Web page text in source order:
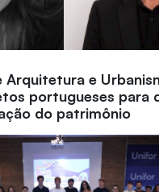
Arquitetura e
portugueses para
do patrimônio